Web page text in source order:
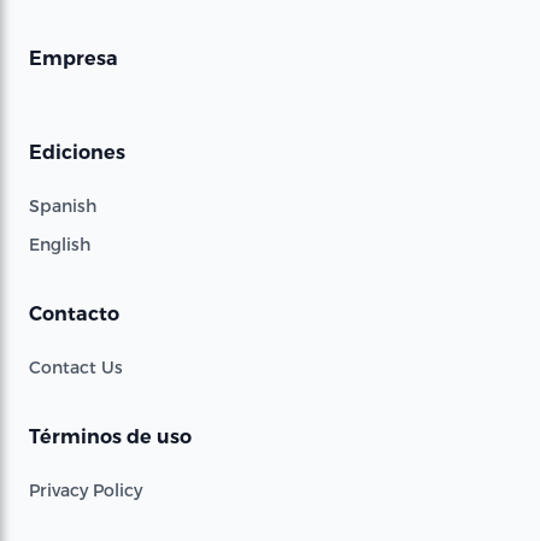
Empresa
Ediciones
Spanish
English
Contacto
Contact Us
Términos de uso
Privacy Policy